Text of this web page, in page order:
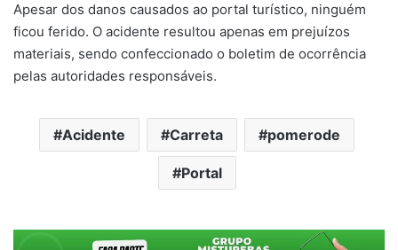
Apesar dos danos causados ao portal turístico, ninguém
ficou ferido. O acidente resultou apenas em prejuízos
materiais, sendo confeccionado o boletim de ocorrência
pelas autoridades responsáveis.
Acidente Carreta pomerode
Portal